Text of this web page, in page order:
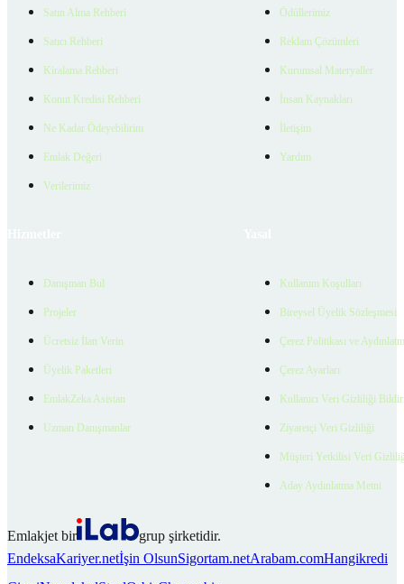
Satın Alma Rehberi
Satıcı Rehberi
Kiralama Rehberi
Konut Kredisi Rehberi
Ne Kadar Ödeyebilirim
Emlak Değeri
Verilerimiz
Ödüllerimiz
Reklam Çözümleri
Kurumsal Materyaller
İnsan Kaynakları
İletişim
Yardım
Danışman Bul
Projeler
Ücretsiz İlan Verin
Üyelik Paketleri
EmlakZeka Asistan
Uzman Danışmanlar
Kullanım Koşulları
Bireysel Üyelik Sözleşmesi
Çerez Politikası ve
Çerez Ayarları
Kullanıcı Veri Gizliliği
Ziyaretçi Veri Gizliliği
Müşteri Yetkilisi Veri
Aday Aydınlatma Metni
Emlakjet bir
grup şirketidir.
EndeksaKariyer.netİşin OlsunSigortam.netArabam.comHangikredi